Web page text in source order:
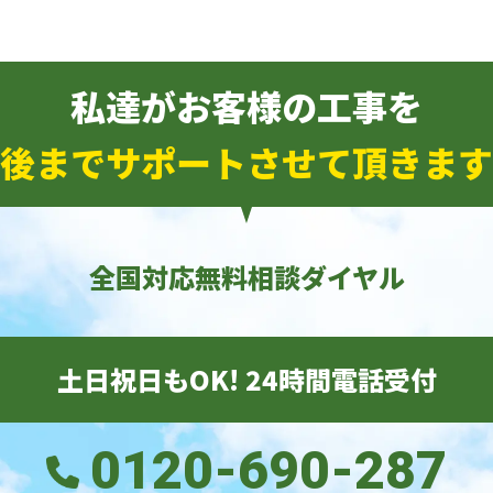
私達がお客様の工事を
までサポートさせて頂きま
全国対応無料相談ダイヤル
土日祝日もOK! 24時間電話受付
0120-690-287